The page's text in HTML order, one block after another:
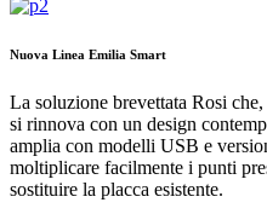
Nuova Linea Emilia Smart
La soluzione brevettata Rosi
si rinnova con un design
amplia con modelli USB e
moltiplicare facilmente i punti
sostituire la placca esistente.